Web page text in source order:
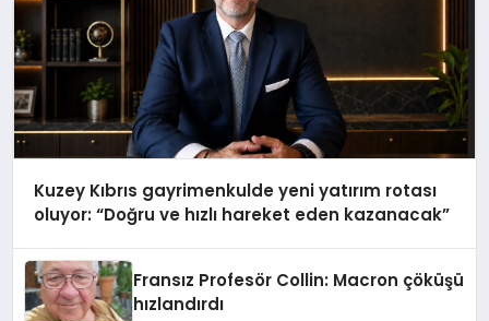
Kuzey Kıbrıs gayrimenkulde yeni yatırım rotası
oluyor: “Doğru ve hızlı hareket eden kazanacak”
Fransız Profesör Collin: Macron çöküşü
hızlandırdı